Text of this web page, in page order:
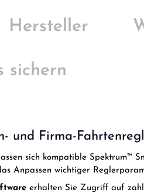
Hersteller
sichern
und Firma-
sich kompatible Spektrum™
Anpassen wichtiger
erhalten Sie Zugriff auf